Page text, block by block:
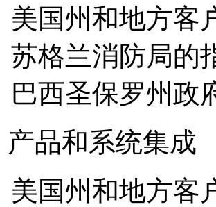
美国州和地方客
苏格兰消防局的
巴西圣保罗州政
产品和系统集成
美国州和地方客